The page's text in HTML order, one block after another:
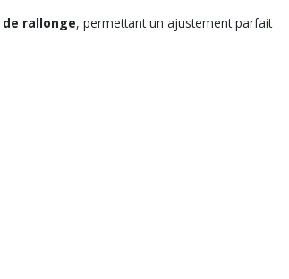
rallonge, permettant un ajustement parfait